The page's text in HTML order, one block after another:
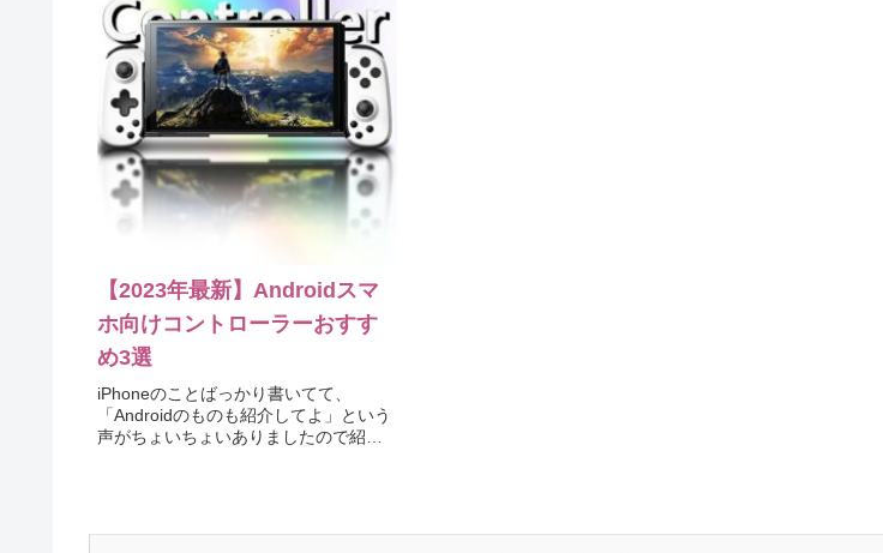
【2023年最新】Androidスマ
ホ向けコントローラーおすす
め3選
iPhoneのことばっかり書いてて、
「Androidのものも紹介してよ」という
声がちょいちょいありましたので紹介